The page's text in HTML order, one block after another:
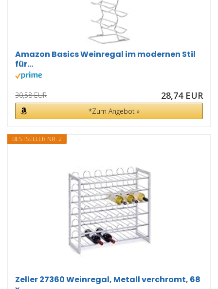
Amazon Basics Weinregal im modernen Stil
für...
30,58 EUR 28,74 EUR
*Zum Angebot »
BESTSELLER NR. 2
Zeller 27360 Weinregal, Metall verchromt, 68